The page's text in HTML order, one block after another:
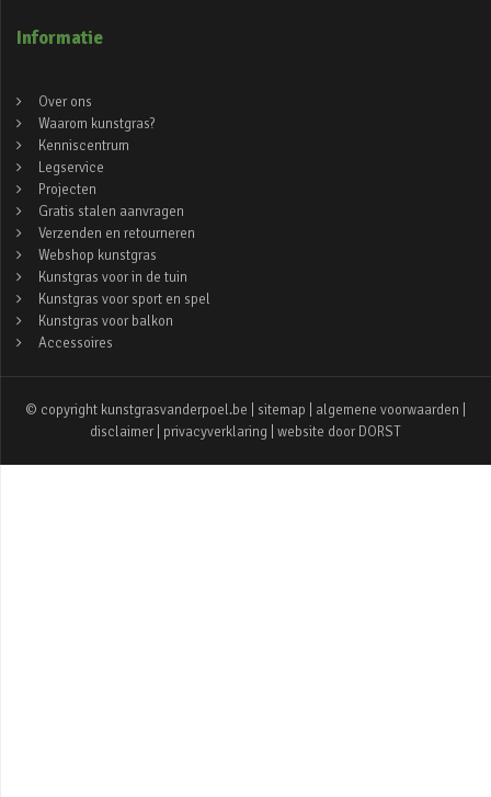
Informatie
Over ons
Waarom kunstgras?
Kenniscentrum
Legservice
Projecten
Gratis stalen aanvragen
Verzenden en retourneren
Webshop kunstgras
Kunstgras voor in de tuin
Kunstgras voor sport en spel
Kunstgras voor balkon
Accessoires
© copyright kunstgrasvanderpoel.be | sitemap algemene voorwaarden
disclaimer
privacyverklaring | website door DORST